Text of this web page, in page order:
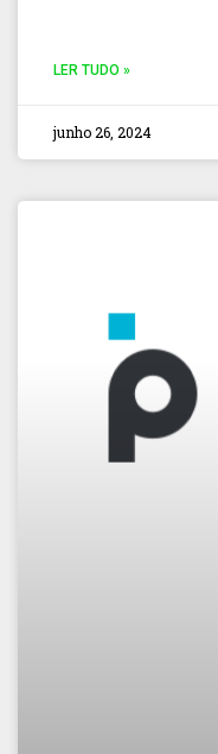
LER TUDO »
junho 26, 2024